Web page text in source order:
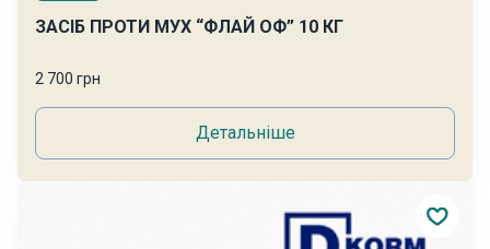
ЗАСІБ ПРОТИ МУХ “ФЛАЙ ОФ” 10 КГ
2 700 грн
Детальніше